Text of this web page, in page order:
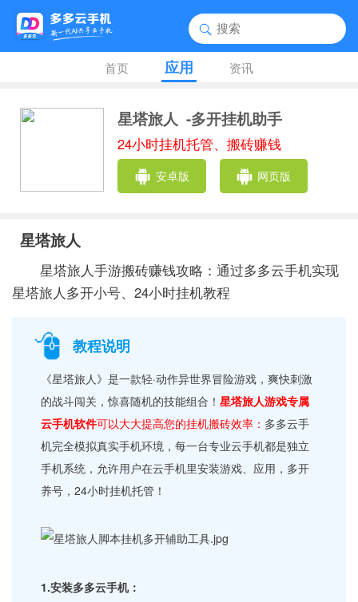
首页 应用 资讯
星塔旅人 -多开挂机助手
24小时挂机托管、搬砖赚钱
安卓版 网页版
星塔旅人
星塔旅人手游搬砖赚钱攻略：通过多多云手机实现
星塔旅人多开小号、24小时挂机教程
教程说明
《星塔旅人》是一款轻·动作异世界冒险游戏，爽快刺激
的战斗闯关，惊喜随机的技能组合！星塔旅人游戏专属
云手机软件可以大大提高您的挂机搬砖效率： 多多云手
机完全模拟真实手机环境，每一台专业云手机都是独立
手机系统，允许用户在云手机里安装游戏、应用，多开
养号，24小时挂机托管！
1.安装多多云手机：